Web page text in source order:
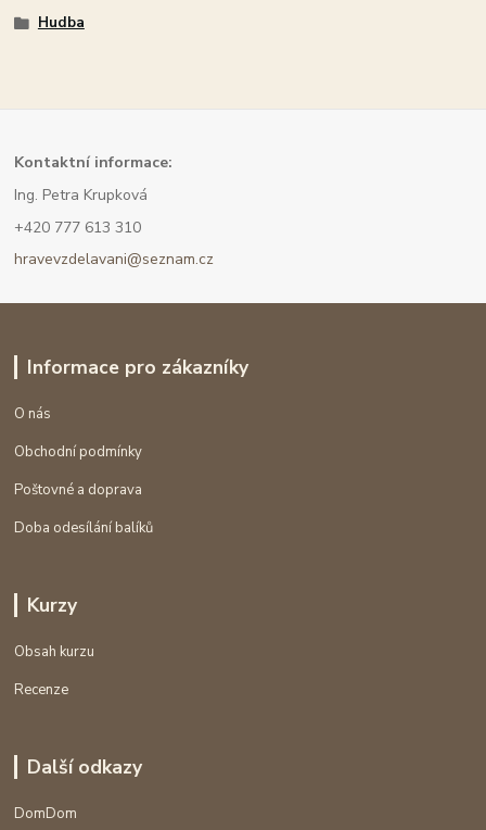
Hudba
Kontaktní informace:
Ing. Petra Krupková
+420 777 613 310
hravevzdelavani@seznam.cz
Informace pro zákazníky
O nás
Obchodní podmínky
Poštovné a doprava
Doba odesílání balíků
Kurzy
Obsah kurzu
Recenze
Další odkazy
DomDom